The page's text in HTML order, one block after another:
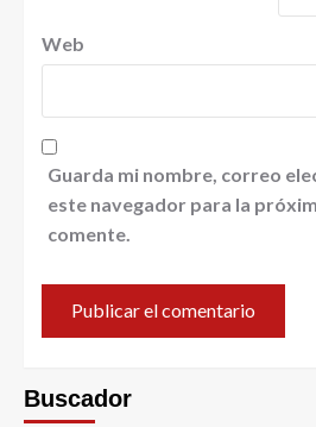
Web
Guarda mi nombre, correo
este navegador para la
comente.
Buscador